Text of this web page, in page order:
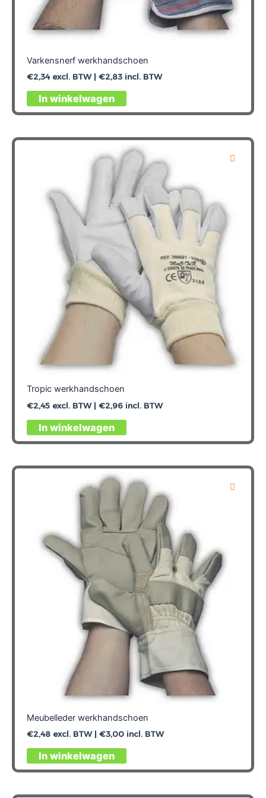
Varkensnerf werkhandschoen
€2,34excl. BTW | €2,83incl. BTW
In winkelwagen
Dit
product
meerdere
variaties.
Deze
optie
kan
gekozen
worden
op
de
productpagina
Tropic werkhandschoen
€2,45excl. BTW | €2,96incl. BTW
In winkelwagen
Dit
product
meerdere
variaties.
Deze
optie
kan
gekozen
worden
op
productpagina
Meubelleder werkhandschoen
€2,48excl. BTW | €3,00incl. BTW
In winkelwagen
Dit
product
meerdere